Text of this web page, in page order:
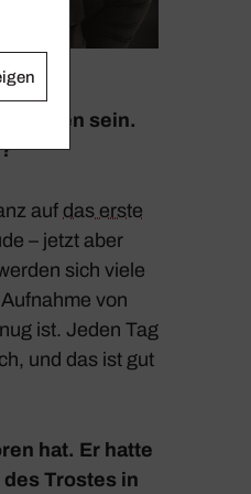
sein.
auf das erste
– jetzt aber
sich viele
von
ist. Jeden Tag
und das ist gut
hat. Er hatte
Trostes in